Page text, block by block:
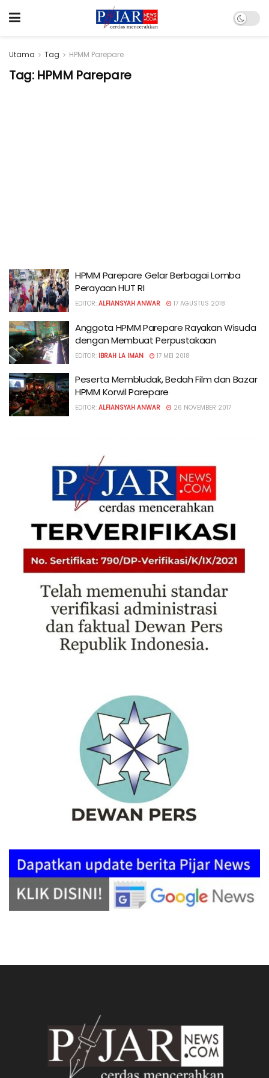
Utama Tag HPMM Parepare
Tag: HPMM Parepare
HPMM Parepare Gelar Berbagai Lomba
Perayaan HUT RI
EDITOR: ALFIANSYAH ANWAR 17 AGUSTUS 2018
Anggota HPMM Parepare Rayakan Wisuda
dengan Membuat Perpustakaan
EDITOR: IBRAH LA IMAN 17 MEI 2018
Peserta Membludak, Bedah Film dan Bazar
HPMM Korwil Parepare
EDITOR: ALFIANSYAH ANWAR 26 NOVEMBER 2017